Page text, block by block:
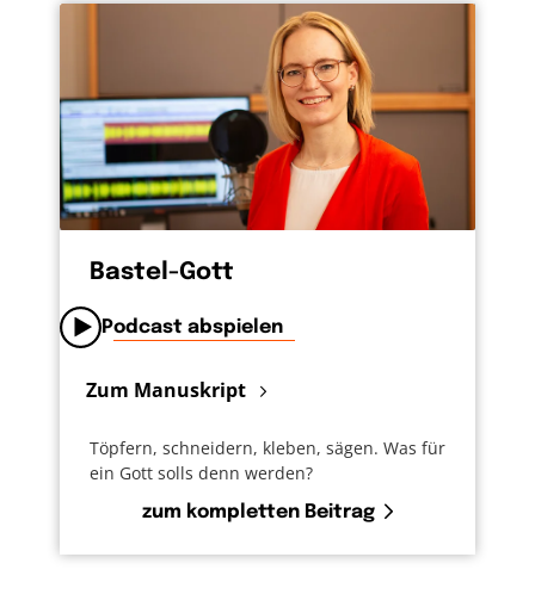
Bastel-Gott
Podcast abspielen
Zum Manuskript
Töpfern, schneidern, kleben, sägen. Was für
ein Gott solls denn werden?
zum kompletten Beitrag